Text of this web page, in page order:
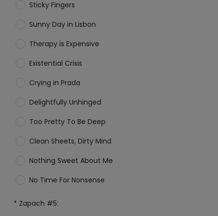
Sticky Fingers
Sunny Day in Lisbon
Therapy is Expensive
Existential Crisis
Crying in Prada
Delightfully Unhinged
Too Pretty To Be Deep
Clean Sheets, Dirty Mind
Nothing Sweet About Me
No Time For Nonsense
* Zapach #5: